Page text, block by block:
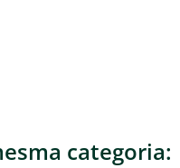
categoria: